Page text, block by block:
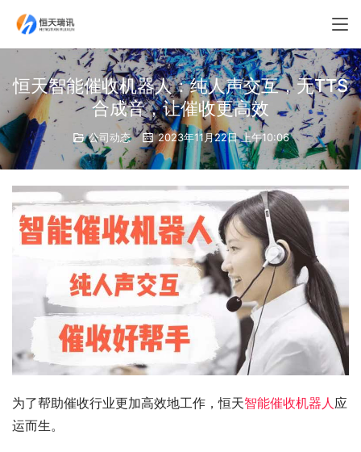
恒天智能催收机器人：纯人声交互，无TTS
合成音，让催收更高效
公司动态 2023年11月22日 上午10:06
为了帮助催收行业更加高效地工作，恒天智能催收机器人应
运而生。